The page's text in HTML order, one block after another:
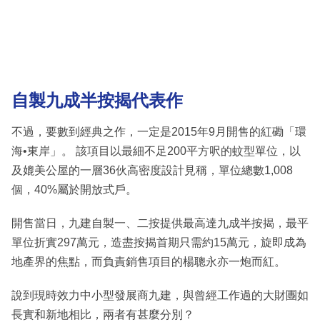
自製九成半按揭代表作
不過，要數到經典之作，一定是2015年9月開售的紅磡「環
海•東岸」。 該項目以最細不足200平方呎的蚊型單位，以
及媲美公屋的一層36伙高密度設計見稱，單位總數1,008
個，40%屬於開放式戶。
開售當日，九建自製一、二按提供最高達九成半按揭，最平
單位折實297萬元，造盡按揭首期只需約15萬元，旋即成為
地產界的焦點，而負責銷售項目的楊聰永亦一炮而紅。
說到現時效力中小型發展商九建，與曾經工作過的大財團如
長實和新地相比，兩者有甚麼分別？